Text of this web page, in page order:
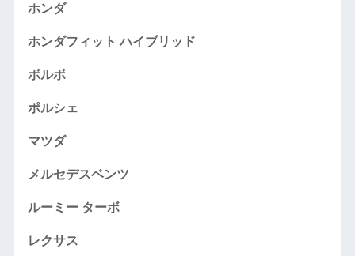
ホンダ
ホンダフィット ハイブリッド
ボルボ
ポルシェ
マツダ
メルセデスベンツ
ルーミー ターボ
レクサス